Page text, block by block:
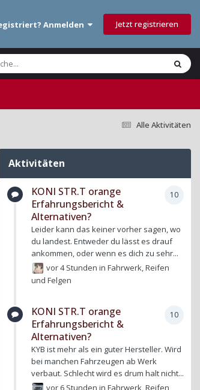
Anmelden Jetzt registrieren
Alle Aktivitäten
Aktivitäten
10
KONI STR.T orange
Erfahrungsbericht &
Alternativen?
Leider kann das keiner vorher sagen, wo
du landest. Entweder du lässt es drauf
ankommen, oder wenn es dich zu sehr...
vor 4 Stunden inFahrwerk, Reifen
und Felgen
10
KONI STR.T orange
Erfahrungsbericht &
Alternativen?
KYB ist mehr als ein guter Hersteller. Wird
bei manchen Fahrzeugen ab Werk
verbaut. Schlecht wird es drum halt nicht...
vor 6 Stunden inFahrwerk, Reifen